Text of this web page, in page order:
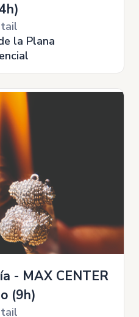
la Plana
- MAX CENTER
(9h)